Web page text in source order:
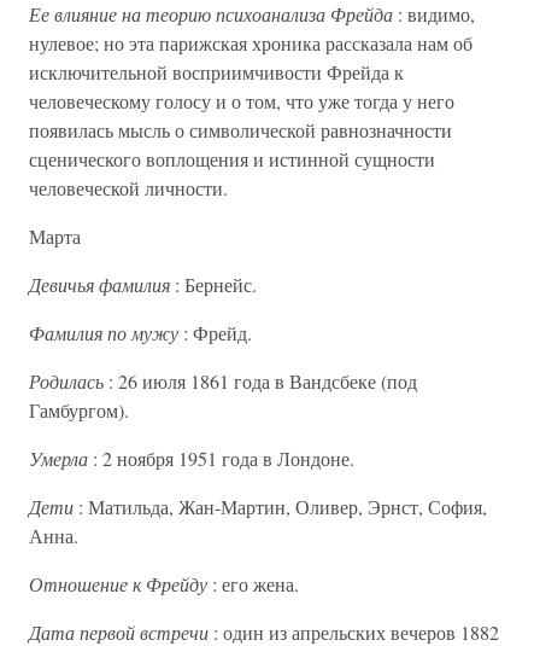
Ее влияние на теорию психоанализа Фрейда : видимо,
нулевое; но эта парижская хроника рассказала нам об
исключительной восприимчивости Фрейда к
человеческому голосу и о том, что уже тогда у него
появилась мысль о символической равнозначности
сценического воплощения и истинной сущности
человеческой личности.
Марта
Девичья фамилия : Бернейс.
Фамилия по мужу : Фрейд.
Родилась : 26 июля 1861 года в Вандсбеке (под
Гамбургом).
Умерла : 2 ноября 1951 года в Лондоне.
Дети : Матильда, Жан-Мартин, Оливер, Эрнст, София,
Анна.
Отношение к Фрейду : его жена.
Дата первой встречи : один из апрельских вечеров 1882